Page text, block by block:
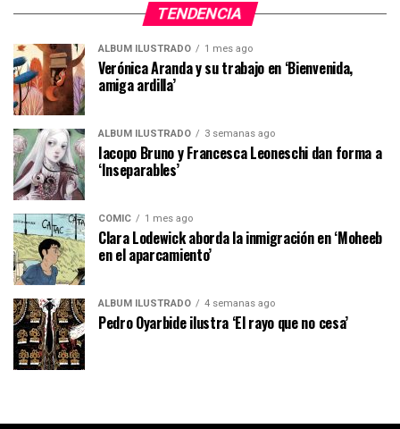
TENDENCIA
ÁLBUM ILUSTRADO 1 mes ago
Verónica Aranda y su trabajo en ‘Bienvenida,
amiga ardilla’
ÁLBUM ILUSTRADO 3 semanas ago
Iacopo Bruno y Francesca Leoneschi dan forma a
‘Inseparables’
CÓMIC 1 mes ago
Clara Lodewick aborda la inmigración en ‘Moheeb
en el aparcamiento’
ÁLBUM ILUSTRADO 4 semanas ago
Pedro Oyarbide ilustra ‘El rayo que no cesa’